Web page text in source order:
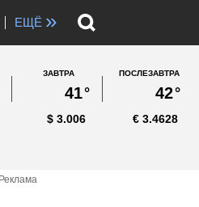
ЕЩЁ »
ЗАВТРА
41°
ПОСЛЕЗАВТРА
42°
3.006
$ 3.4628
€
Реклама